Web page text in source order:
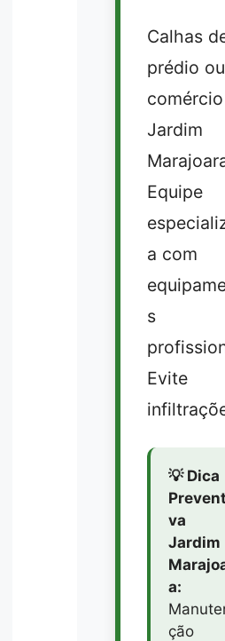
Calhas
prédio ou
Jardim
Equipe
a com
s
Evite
💡 Dica
va
Jardim
a:
ção